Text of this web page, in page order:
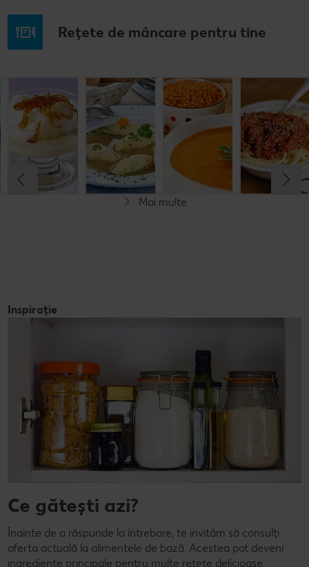
Rețete de mâncare pentru tine
Musaca de
cartofi cu
cașcaval
Cel mult 60 minute
Rafinat
Lapte de
pasăre
Cel mult 60 minute
Rafinat
Supă
tradițională
cu găluşte
Supă cremă de
linte
Cel mult 60 minute
Simplu
Mai multe
Inspirație
Ce gătești azi?
Înainte de a răspunde la întrebare, te invităm să consulți
oferta actuală la alimentele de bază. Acestea pot deveni
ingrediente principale pentru multe rețete delicioase.